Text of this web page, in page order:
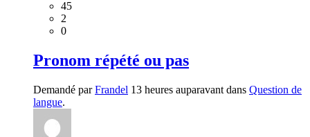
45
2
0
Pronom répété ou pas
Demandé parFrandel 13 heures auparavant dans Question de
langue.